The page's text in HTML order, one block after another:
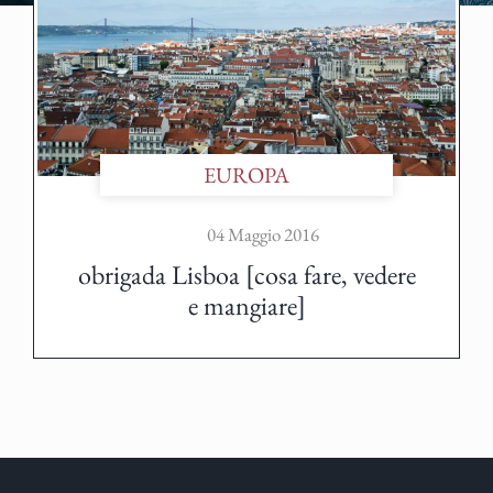
EUROPA
04 Maggio 2016
obrigada Lisboa [cosa fare, vedere
e mangiare]